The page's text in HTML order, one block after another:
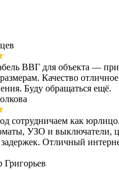
ВВГ для объекта —
Качество
Буду обращаться ещё.
сотрудничаем как
УЗО и выключатели,
задержек. Отличный
Григорьев